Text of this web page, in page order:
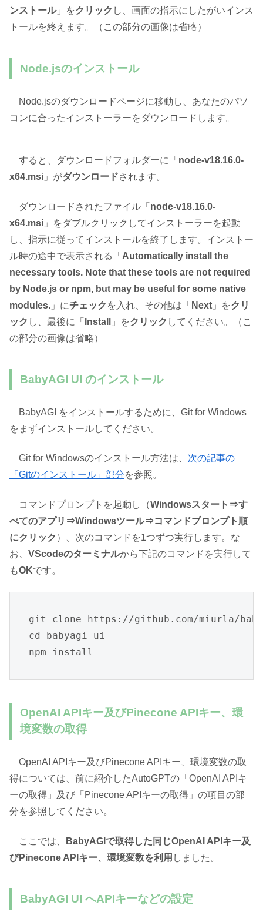
ンストール」をクリック し、画面の指示にしたがいインス
トールを終えます。（この部分の画像は省略）
Node.jsのインストール
Node.jsのダウンロードページに移動し、あなたのパソ
コンに合ったインストーラーをダウンロードします。
すると、ダウンロードフォルダーに「 node-v18.16.0-
x64.msi 」がダウンロードされます。
ダウンロードされたファイル「 node-v18.16.0-
x64.msi 」をダブルクリックしてインストーラーを起動
し、指示に従ってインストールを終了します。インストー
ル時の途中で表示される「 Automatically install the
necessary tools. Note that these tools are not required
by Node.js or npm, but may be useful for some native
modules. 」にチェック を入れ、その他は「 Next 」をクリ
ック し、最後に「 Install 」をクリック してください。（こ
の部分の画像は省略）
BabyAGI UI のインストール
BabyAGI をインストールするために、Git for Windows
をまずインストールしてください。
Git for Windowsのインストール方法は、 次の記事の
「Gitのインストール」部分を参照。
コマンドプロンプトを起動し（Windowsスタート⇒す
べてのアプリ⇒Windowsツール⇒コマンドプロンプト順
にクリック ）、次のコマンドを1つずつ実行します。な
お、 VScodeのターミナルから下記のコマンドを実行して
もOKです。
git clone https://github.com/miurla/
cd babyagi-ui
OpenAI APIキー及びPinecone APIキー、環
境変数の取得
OpenAI APIキー及びPinecone APIキー、環境変数の取
得については、前に紹介したAutoGPTの「OpenAI APIキ
ーの取得」及び「Pinecone APIキーの取得」の項目の部
分を参照してください。
ここでは、
BabyAGIで取得した同じOpenAI APIキー及
びPinecone APIキー、環境変数を利用 しました。
BabyAGI UI へAPIキーなどの設定